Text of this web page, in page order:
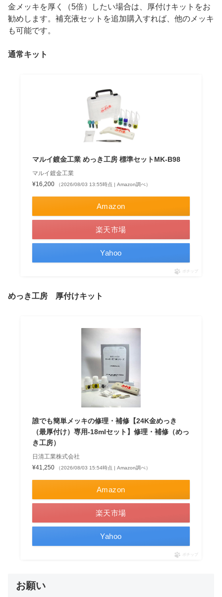
金メッキを厚く（5倍）したい場合は、厚付けキットをお
勧めします。補充液セットを追加購入すれば、他のメッキ
も可能です。
通常キット
マルイ鍍金工業 めっき工房 標準セットMK-B98
マルイ鍍金工業
¥16,200
（2026/08/03 13:55時点 | Amazon調べ）
Amazon
楽天市場
Yahoo
ポチップ
めっき工房 厚付けキット
誰でも簡単メッキの修理・補修【24K金めっき
（最厚付け）専用-18mlセット】修理・補修（めっ
き工房）
日清工業株式会社
¥41,250
（2026/08/03 15:54時点 | Amazon調べ）
Amazon
楽天市場
Yahoo
ポチップ
お願い